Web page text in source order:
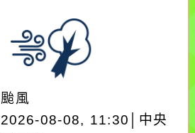
颱風
2026-08-08, 11:30│中央